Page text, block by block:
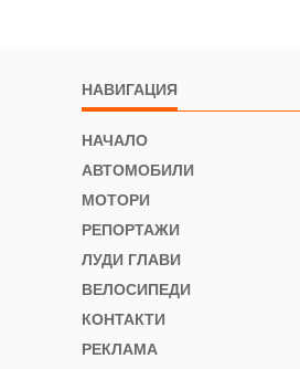
НАВИГАЦИЯ
НАЧАЛО
АВТОМОБИЛИ
МОТОРИ
РЕПОРТАЖИ
ЛУДИ ГЛАВИ
ВЕЛОСИПЕДИ
КОНТАКТИ
РЕКЛАМА